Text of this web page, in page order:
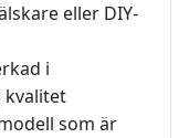
eller DIY-
i
kvalitet
som är